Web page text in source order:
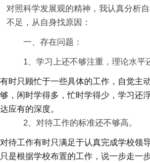
对照科学发展观的精神，我认真分析
不足，从自身找原因：
一、存在问题：
1、学习上还不够注重，理论水平
有时只顾忙于一些具体的工作，自觉主
够，闲时学得多，忙时学得少，学习还
达应有的深度。
2、对待工作的标准还不够高。
对待工作有时只满足于认真完成学校领
只是根据学校布置的工作，说一步走一